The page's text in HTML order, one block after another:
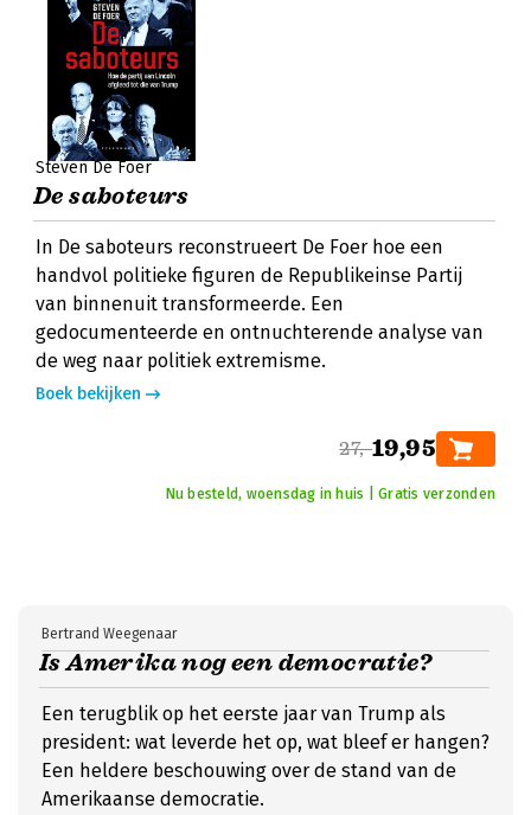
Steven De Foer
De saboteurs
In De saboteurs reconstrueert De Foer hoe een
handvol politieke figuren de Republikeinse Partij
van binnenuit transformeerde. Een
gedocumenteerde en ontnuchterende analyse van
de weg naar politiek extremisme.
Boek bekijken
27,-19,95
Nu besteld, woensdag in huis | Gratis verzonden
Is Amerika nog een democratie?
Bertrand Weegenaar
Een terugblik op het eerste jaar van Trump als
president: wat leverde het op, wat bleef er hangen?
Een heldere beschouwing over de stand van de
Amerikaanse democratie.